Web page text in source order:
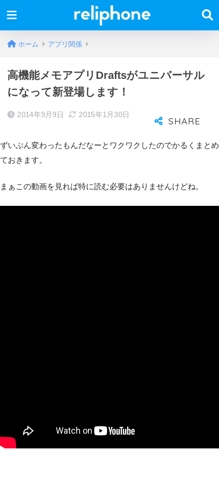
ホーム アプリ関係
高機能メモアプリDraftsがユニバーサル
になって新登場します！
2014年9月9日 2015年1月30日
ずいぶん変わったもんだなーとワクワクしたのでかるくまとめ
ておきます。
まぁこの動画を見れば特に読む必要はありませんけどね。